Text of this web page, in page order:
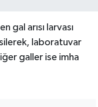
gal arısı larvası
laboratuvar
galler ise imha